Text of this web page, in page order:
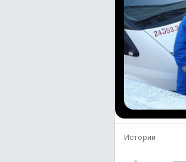
Истории